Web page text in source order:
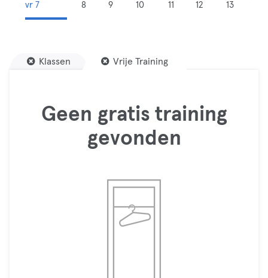
vr 7
8
9
10
11
12
13
Klassen Vrije Training
Geen gratis training
gevonden